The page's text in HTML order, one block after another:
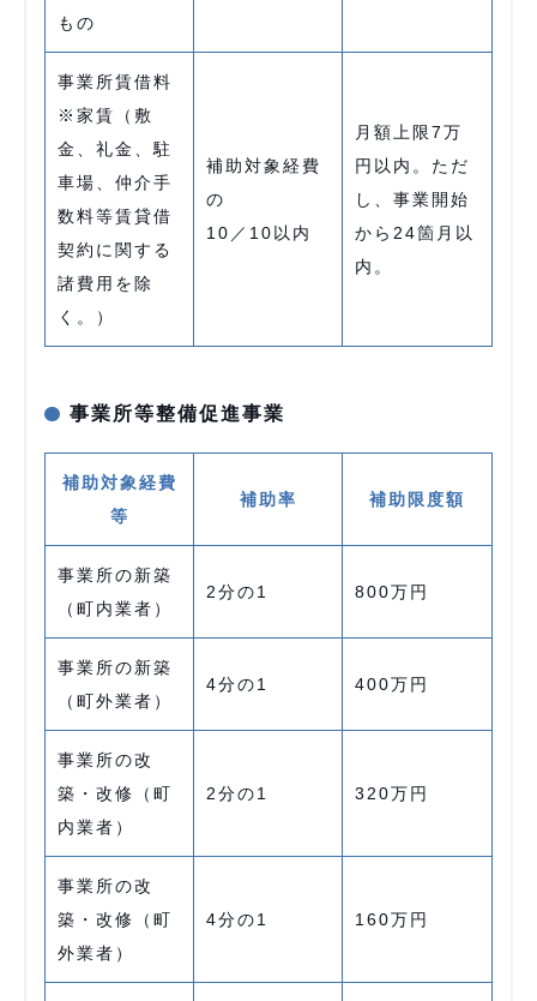
もの
事業所賃借料
※家賃（敷
金、礼金、駐
車場、仲介手
数料等賃貸借
契約に関する
諸費用を除
く。）
補助対象経費
の
10／10以内
月額上限7万
円以内。ただ
し、事業開始
から24箇月以
内。
事業所等整備促進事業
補助対象経費
等
補助率 補助限度額
事業所の新築
（町内業者）
2分の1 800万円
事業所の新築
（町外業者）
4分の1 400万円
事業所の改
築・改修（町
内業者）
2分の1 320万円
事業所の改
築・改修（町
外業者）
4分の1 160万円